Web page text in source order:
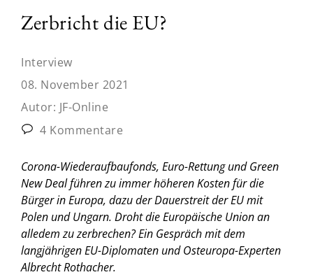
Zerbricht die EU?
Interview
08. November 2021
Autor: JF-Online
4 Kommentare
Corona-Wiederaufbaufonds, Euro-Rettung und Green
New Deal führen zu immer höheren Kosten für die
Bürger in Europa, dazu der Dauerstreit der EU mit
Polen und Ungarn. Droht die Europäische Union an
alledem zu zerbrechen? Ein Gespräch mit dem
langjährigen EU-Diplomaten und Osteuropa-Experten
Albrecht Rothacher.